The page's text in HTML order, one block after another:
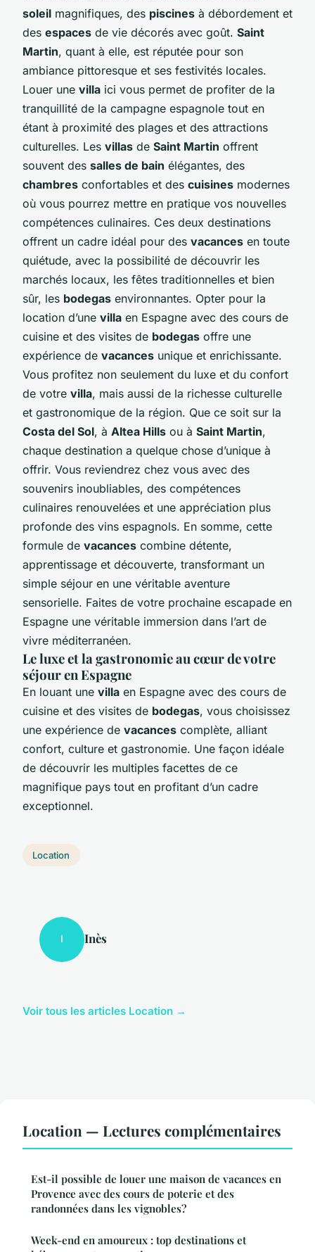
soleil magnifiques, des piscines à débordement et
des espaces de vie décorés avec goût. Saint
Martin, quant à elle, est réputée pour son
ambiance pittoresque et ses festivités locales.
Louer une villa ici vous permet de profiter de la
tranquillité de la campagne espagnole tout en
étant à proximité des plages et des attractions
culturelles. Les villas de Saint Martin offrent
souvent des salles de bain élégantes, des
chambres confortables et des cuisines modernes
où vous pourrez mettre en pratique vos nouvelles
compétences culinaires. Ces deux destinations
offrent un cadre idéal pour des vacances en toute
quiétude, avec la possibilité de découvrir les
marchés locaux, les fêtes traditionnelles et bien
sûr, les bodegas environnantes. Opter pour la
location d’une villa en Espagne avec des cours de
cuisine et des visites de bodegas offre une
expérience de vacances unique et enrichissante.
Vous profitez non seulement du luxe et du confort
de votre villa, mais aussi de la richesse culturelle
et gastronomique de la région. Que ce soit sur la
Costa del Sol, à Altea Hills ou à Saint Martin,
chaque destination a quelque chose d’unique à
offrir. Vous reviendrez chez vous avec des
souvenirs inoubliables, des compétences
culinaires renouvelées et une appréciation plus
profonde des vins espagnols. En somme, cette
formule de vacances combine détente,
apprentissage et découverte, transformant un
simple séjour en une véritable aventure
sensorielle. Faites de votre prochaine escapade en
Espagne une véritable immersion dans l’art de
vivre méditerranéen.
Le luxe et la gastronomie au cœur de votre
séjour en Espagne
En louant une villa en Espagne avec des cours de
cuisine et des visites de bodegas, vous choisissez
une expérience de vacances complète, alliant
confort, culture et gastronomie. Une façon idéale
de découvrir les multiples facettes de ce
magnifique pays tout en profitant d’un cadre
exceptionnel.
Location
I Inès
Voir tous les articles Location →
Location — Lectures complémentaires
Est-il possible de louer une maison de vacances en
Provence avec des cours de poterie et des
randonnées dans les vignobles?
Week-end en amoureux : top destinations et